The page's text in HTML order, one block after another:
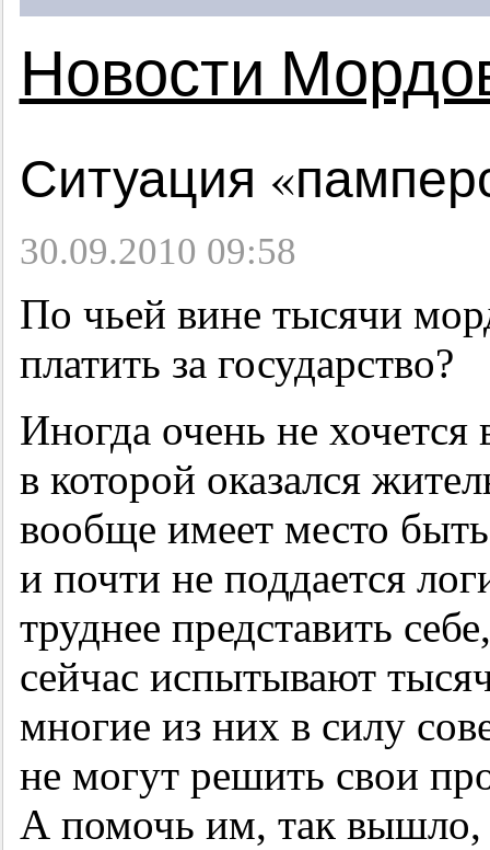
Новости
Ситуация
30.09.2010 09:58
По чьей вине тысячи
платить за государство?
Иногда очень не хочется
в которой оказался
вообще имеет место
и почти не поддается
труднее представить
сейчас испытывают
многие из них в силу
не могут решить свои
А помочь им, так вышло,